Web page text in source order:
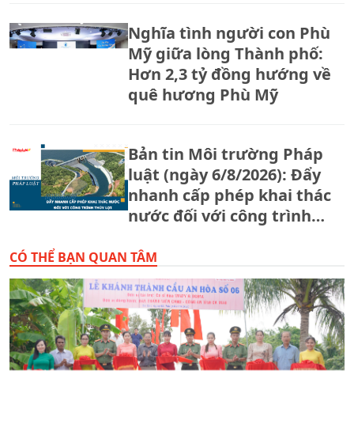
Nghĩa tình người con Phù
Mỹ giữa lòng Thành phố:
Hơn 2,3 tỷ đồng hướng về
quê hương Phù Mỹ
Bản tin Môi trường Pháp
luật (ngày 6/8/2026): Đẩy
nhanh cấp phép khai thác
nước đối với công trình
CÓ THỂ BẠN QUAN TÂM